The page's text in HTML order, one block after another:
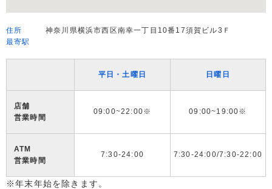
住所
神奈川県横浜市西区南幸一丁目10番17須賀ビル3Ｆ
最寄駅
平日・土曜日 日曜日
店舗
営業時間
09:00~22:00※ 09:00~19:00※
ATM
営業時間
7:30-24:00 7:30-24:00/7:30-22:00
※年末年始を除きます。